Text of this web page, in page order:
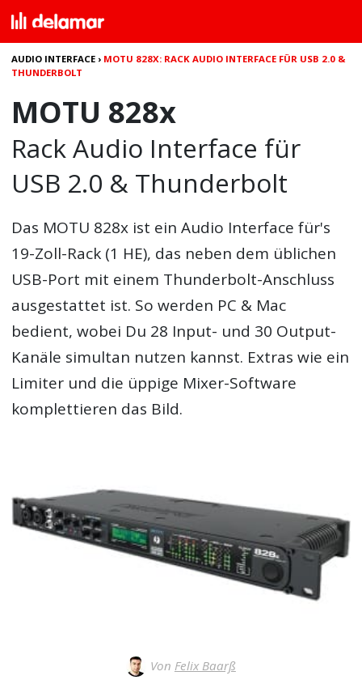
AUDIO INTERFACE › MOTU 828X: RACK AUDIO INTERFACE FÜR USB 2.0 &
THUNDERBOLT
MOTU 828x
Rack Audio Interface für
USB 2.0 & Thunderbolt
Das MOTU 828x ist ein Audio Interface für's
19-Zoll-Rack (1 HE), das neben dem üblichen
USB-Port mit einem Thunderbolt-Anschluss
ausgestattet ist. So werden PC & Mac
bedient, wobei Du 28 Input- und 30 Output-
Kanäle simultan nutzen kannst. Extras wie ein
Limiter und die üppige Mixer-Software
komplettieren das Bild.
Von Felix Baarß